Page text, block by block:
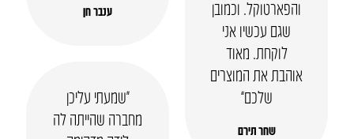
ענבר חן
והפארטוקל. וכמובן
שגם עכשיו אני
לוקחת. מאוד
אוהבת את המוצרים
שלכם”
שחר תירם
“שמעתי עליכן
מחברה שהייתה לה